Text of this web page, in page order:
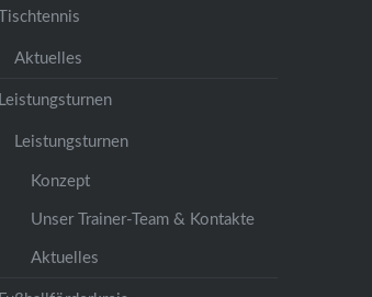
Tischtennis
Aktuelles
Leistungsturnen
Leistungsturnen
Konzept
Unser Trainer-Team & Kontakte
Aktuelles